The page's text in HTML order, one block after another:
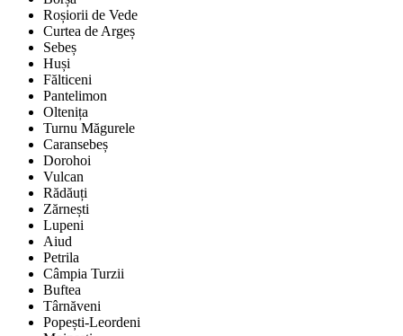
Roșiorii de Vede
Curtea de Argeș
Sebeș
Huși
Fălticeni
Pantelimon
Oltenița
Turnu Măgurele
Caransebeș
Dorohoi
Vulcan
Rădăuți
Zărnești
Lupeni
Aiud
Petrila
Câmpia Turzii
Buftea
Târnăveni
Popești-Leordeni